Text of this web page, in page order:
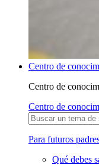
Centro de
Centro de
Centro de
Para futuros
Qué debes